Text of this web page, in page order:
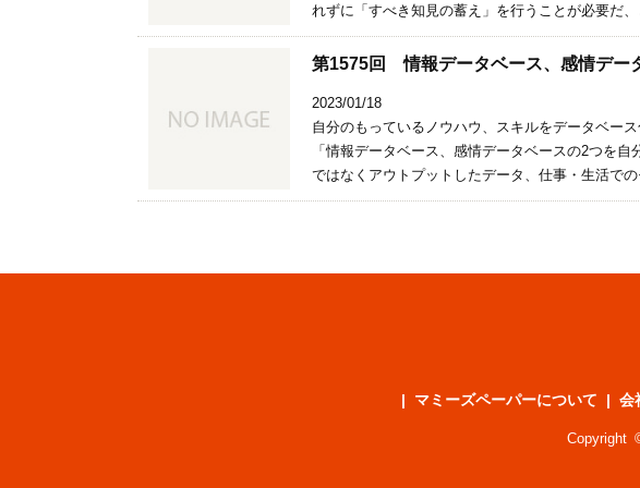
れずに「すべき知見の蓄え」を行うことが必要だ
第1575回 情報データベース、感情デー
2023/01/18
自分のもっているノウハウ、スキルをデータベー
「情報データベース、感情データベースの2つを
ではなくアウトプットしたデータ、仕事・生活で
マミーズペーパーについて 会
Copyright